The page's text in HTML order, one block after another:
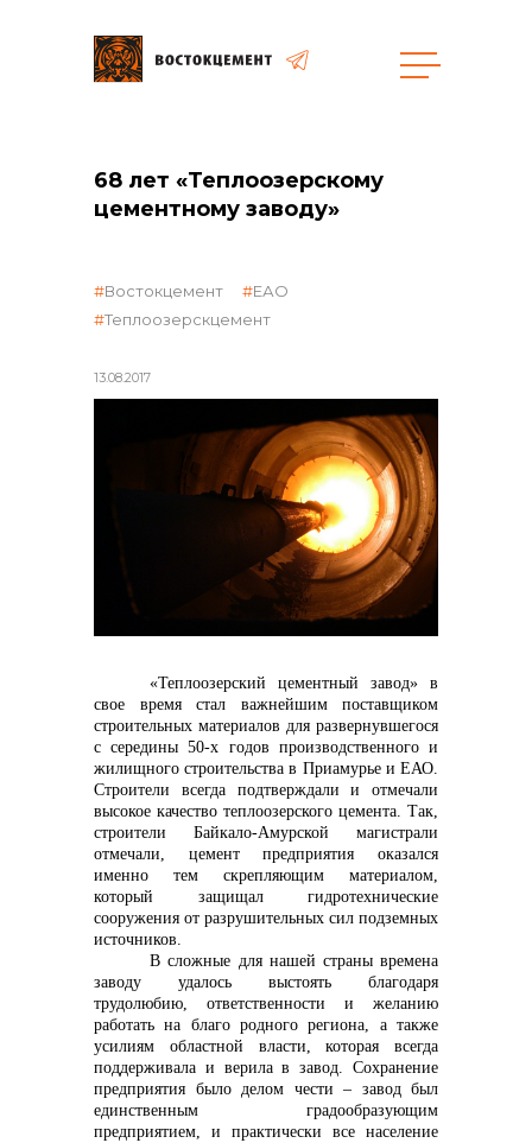
общая информация
реализация неликвидов
контакты отдела закупок
Контакты
+7 (423) 234 50 50
68 лет «Теплоозерскому
цементному заводу»
13.08.2017
Востокцемент
ЕАО
Теплоозерскцемент
«Теплоозерский цементный завод» в
свое время стал важнейшим поставщиком
строительных материалов для развернувшегося
с середины 50-х годов производственного и
жилищного строительства в Приамурье и ЕАО.
Строители всегда подтверждали и отмечали
высокое качество теплоозерского цемента. Так,
строители Байкало-Амурской магистрали
отмечали, цемент предприятия оказался
именно тем скрепляющим материалом,
который защищал гидротехнические
сооружения от разрушительных сил подземных
источников.
В сложные для нашей страны времена
заводу удалось выстоять благодаря
трудолюбию, ответственности и желанию
работать на благо родного региона, а также
усилиям областной власти, которая всегда
поддерживала и верила в завод. Сохранение
предприятия было делом чести – завод был
единственным градообразующим
предприятием, и практически все население